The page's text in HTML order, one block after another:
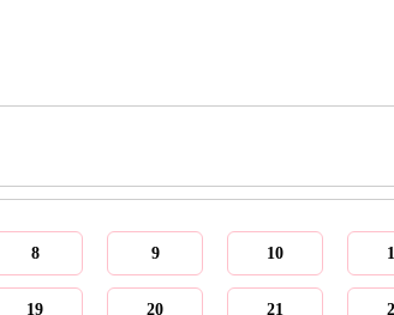
8 9 10
19 20 21